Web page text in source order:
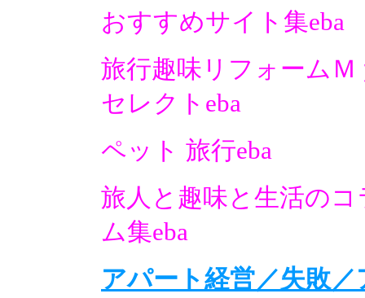
おすすめサイト集eba
旅行趣味リフォームＭ
セレクトeba
ペット 旅行eba
旅人と趣味と生活のコ
ム集eba
アパート経営／失敗／